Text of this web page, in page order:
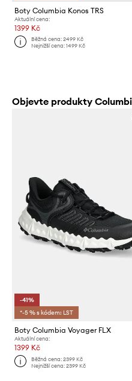
Boty Columbia Konos TRS
Aktuální cena:
1399 Kč
Běžná cena:2499 Kč
Nejnižší cena:1499 Kč
Objevte produkty
-41%
*-5 % s kódem: LST
Boty Columbia Voyager FLX
Aktuální cena:
1399 Kč
Běžná cena:2399 Kč
Nejnižší cena:2399 Kč